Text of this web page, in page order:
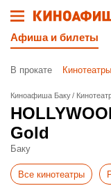
Афиша и билеты
В прокате Кинотеатры
Киноафиша Баку
Gold
Баку
Все кинотеатры